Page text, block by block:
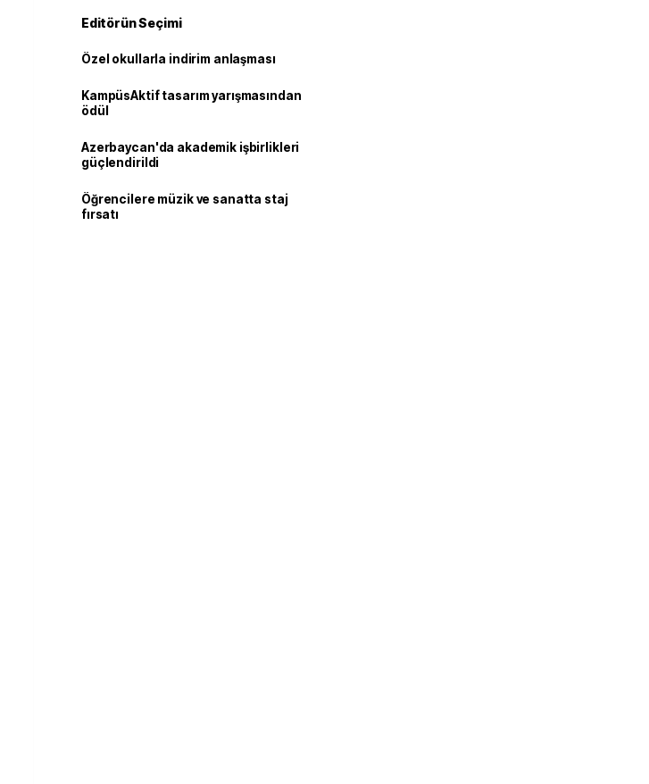
Editörün Seçimi
Özel okullarla indirim anlaşması
KampüsAktif tasarım yarışmasından
ödül
Azerbaycan'da akademik işbirlikleri
güçlendirildi
Öğrencilere müzik ve sanatta staj
fırsatı